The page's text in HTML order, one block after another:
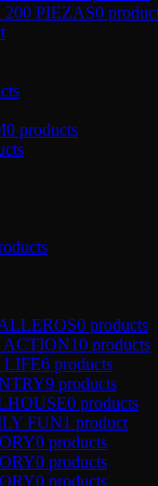
PIEZAS0
0 products
0 products
10 products
6 products
9 products
0 products
FUN1 product
0 products
0 products
0 products